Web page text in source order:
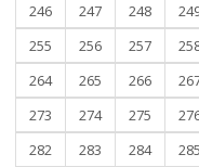
246
247 248
255
256 257
264
265 266
273
274 275
282
283 284 285